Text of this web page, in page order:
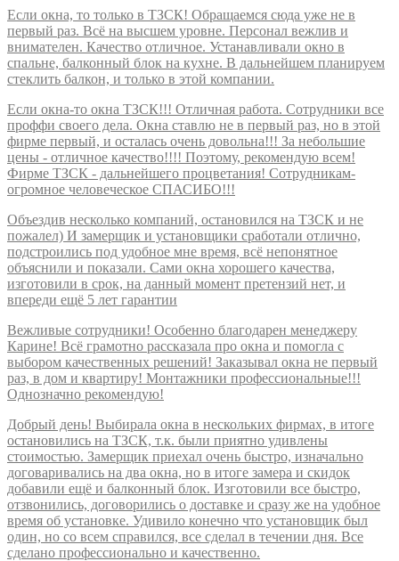
Если окна, то только в ТЗСК! Обращаемся сюда уже не в
первый раз. Всё на высшем уровне. Персонал вежлив и
внимателен. Качество отличное. Устанавливали окно в
спальне, балконный блок на кухне. В дальнейшем планируем
стеклить балкон, и только в этой компании.
Если окна-то окна ТЗСК!!! Отличная работа. Сотрудники все
проффи своего дела. Окна ставлю не в первый раз, но в этой
фирме первый, и осталась очень довольна!!! За небольшие
цены - отличное качество!!!! Поэтому, рекомендую всем!
Фирме ТЗСК - дальнейшего процветания! Сотрудникам-
огромное человеческое СПАСИБО!!!
Объездив несколько компаний, остановился на ТЗСК и не
пожалел) И замерщик и установщики сработали отлично,
подстроились под удобное мне время, всё непонятное
объяснили и показали. Сами окна хорошего качества,
изготовили в срок, на данный момент претензий нет, и
впереди ещё 5 лет гарантии
Вежливые сотрудники! Особенно благодарен менеджеру
Карине! Всё грамотно рассказала про окна и помогла с
выбором качественных решений! Заказывал окна не первый
раз, в дом и квартиру! Монтажники профессиональные!!!
Однозначно рекомендую!
Добрый день! Выбирала окна в нескольких фирмах, в итоге
остановились на ТЗСК, т.к. были приятно удивлены
стоимостью. Замерщик приехал очень быстро, изначально
договаривались на два окна, но в итоге замера и скидок
добавили ещё и балконный блок. Изготовили все быстро,
отзвонились, договорились о доставке и сразу же на удобное
время об установке. Удивило конечно что установщик был
один, но со всем справился, все сделал в течении дня. Все
сделано профессионально и качественно.